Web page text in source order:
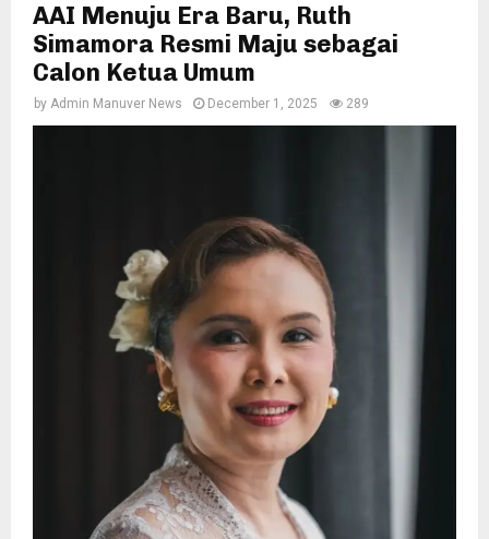
AAI Menuju Era Baru, Ruth
Simamora Resmi Maju sebagai
Calon Ketua Umum
by Admin Manuver News December 1, 2025 289